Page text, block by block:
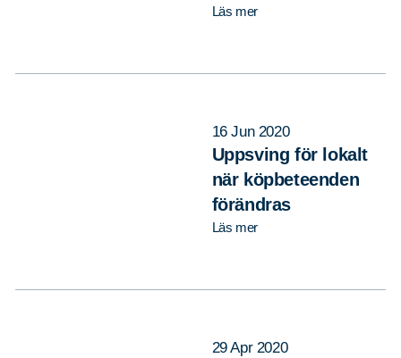
Läs mer
16 Jun 2020
Uppsving för lokalt
när köpbeteenden
förändras
Läs mer
29 Apr 2020